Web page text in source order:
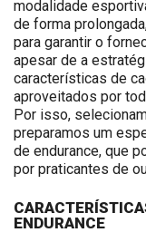
modalidade
de forma
para garantir o
apesar de a
características de
aproveitados por
Por isso,
preparamos um
de endurance, que
por praticantes de
ENDURANCE